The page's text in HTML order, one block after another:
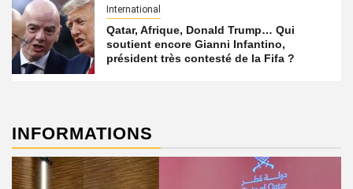
International
Qatar, Afrique, Donald Trump… Qui
soutient encore Gianni Infantino,
président très contesté de la Fifa ?
INFORMATIONS